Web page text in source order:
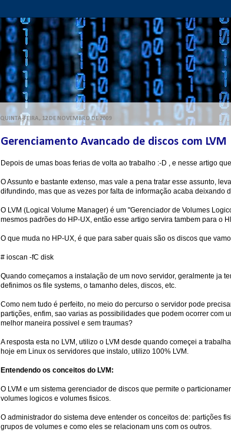
QUINTA-FEIRA, 12 DE NOVEMBRO DE 2009
Gerenciamento Avancado de discos com LVM
Depois de umas boas ferias de volta ao trabalho :-D , e nesse artigo
O Assunto e bastante extenso, mas vale a pena tratar esse assunto,
difundindo, mas que as vezes por falta de informação acaba deixando
O LVM (Logical Volume Manager) é um "Gerenciador de Volumes
mesmos padrões do HP-UX, então esse artigo servira tambem para o
O que muda no HP-UX, é que para saber quais são os discos que
# ioscan -fC disk
Quando começamos a instalação de um novo servidor, geralmente ja
definimos os file systems, o tamanho deles, discos, etc.
Como nem tudo é perfeito, no meio do percurso o servidor pode
partições, enfim, sao varias as possibilidades que podem ocorrer com
melhor maneira possivel e sem traumas?
A resposta esta no LVM, utilizo o LVM desde quando começei a
hoje em Linux os servidores que instalo, utilizo 100% LVM.
Entendendo os conceitos do LVM:
O LVM e um sistema gerenciador de discos que permite o
volumes logicos e volumes fisicos.
O administrador do sistema deve entender os conceitos de: partições
grupos de volumes e como eles se relacionam uns com os outros.